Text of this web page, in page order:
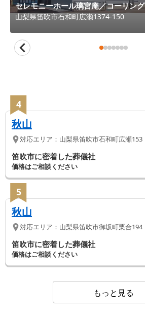
セレモニーホール璃宮庵／コーリング
山梨県笛吹市石和町広瀬1374-150
4
秋山
対応エリア： 山梨県笛吹市石和町広瀬153
笛吹市に密着した葬儀社
価格はご相談ください
5
秋山
対応エリア： 山梨県笛吹市御坂町栗合194
笛吹市に密着した葬儀社
価格はご相談ください
もっと見る